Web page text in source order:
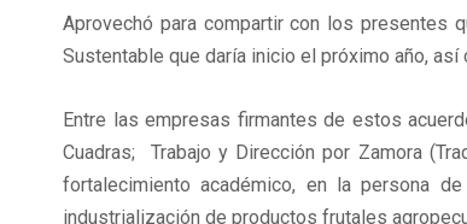
Aprovechó para compartir con los presentes
Sustentable que daría inicio el próximo año,
Entre las empresas firmantes de estos
Cuadras; Trabajo y Dirección por Zamora
fortalecimiento académico, en la persona
industrialización de productos frutales